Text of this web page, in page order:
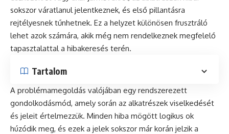
sokszor váratlanul jelentkeznek, és első pillantásra
rejtélyesnek tűnhetnek. Ez a helyzet különösen frusztráló
lehet azok számára, akik még nem rendelkeznek megfelelő
tapasztalattal a hibakeresés terén.
Tartalom
A problémamegoldás valójában egy rendszerezett
gondolkodásmód, amely során az alkatrészek viselkedését
és jeleit értelmezzük. Minden hiba mögött logikus ok
húzódik meg, és ezek a jelek sokszor már korán jelzik a